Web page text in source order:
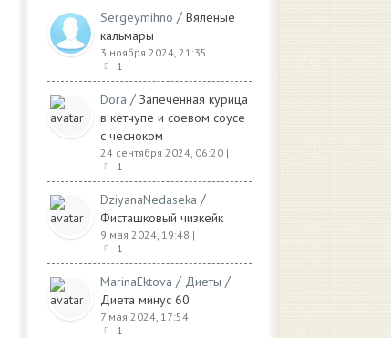
Sergeymihno / Вяленые
кальмары
3 ноября 2024, 21:35 |
1
Dora / Запеченная курица
в кетчупе и соевом соусе
с чесноком
24 сентября 2024, 06:20 |
1
DziyanaNedaseka /
Фисташковый чизкейк
9 мая 2024, 19:48 |
1
MarinaEktova / Диеты /
Диета минус 60
7 мая 2024, 17:54
1